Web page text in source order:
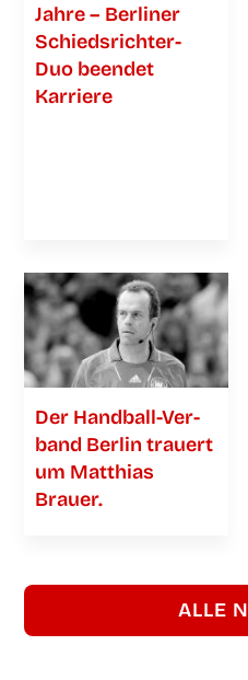
Jah­re – Ber­li­ner
Schieds­­­rich­­­ter-
Duo been­det
Karriere
Der Han­­d­­­ball-Ver­­­­­
band Ber­lin trau­ert
um Mat­thi­as
Brauer.
ALLE